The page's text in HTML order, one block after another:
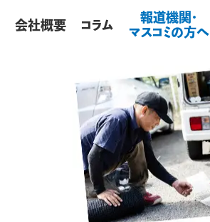
会社概要 コラム
報道機関・
マスコミの方へ